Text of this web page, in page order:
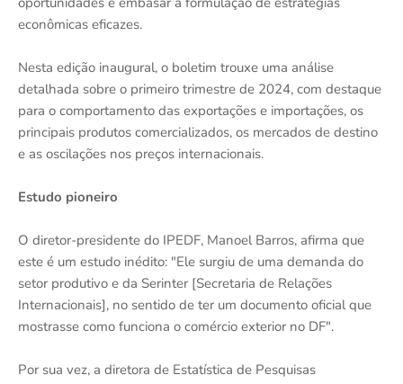
econômicas eficazes.
Nesta edição inaugural, o boletim trouxe uma análise
detalhada sobre o primeiro trimestre de 2024, com destaque
para o comportamento das exportações e importações, os
principais produtos comercializados, os mercados de destino
e as oscilações nos preços internacionais.
Estudo pioneiro
O diretor-presidente do IPEDF, Manoel Barros, afirma que
este é um estudo inédito: "Ele surgiu de uma demanda do
setor produtivo e da Serinter [Secretaria de Relações
Internacionais], no sentido de ter um documento oficial que
mostrasse como funciona o comércio exterior no DF".
Por sua vez, a diretora de Estatística de Pesquisas